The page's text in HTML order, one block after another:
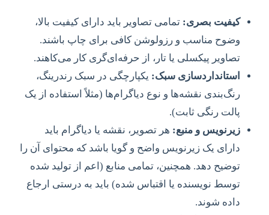
کیفیت بصری: تمامی تصاویر باید دارای کیفیت بالا،
وضوح مناسب و رزولوشن کافی برای چاپ باشند.
تصاویر پیکسلی یا تار، از حرفه‌ای‌گری کار می‌کاهند.
استانداردسازی سبک: یکپارچگی در سبک رندرینگ،
رنگ‌بندی نقشه‌ها و نوع دیاگرام‌ها (مثلاً استفاده از یک
پالت رنگی ثابت).
زیرنویس و منبع: هر تصویر، نقشه یا دیاگرام باید
دارای یک زیرنویس واضح و گویا باشد که محتوای آن را
توضیح دهد. همچنین، تمامی منابع (اعم از تولید شده
توسط نویسنده یا اقتباس شده) باید به درستی ارجاع
داده شوند.